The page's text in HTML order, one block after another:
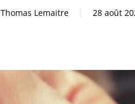
Thomas Lemaitre 28 août